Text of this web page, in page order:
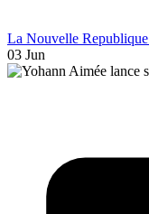
La Nouvelle Republique
03 Jun